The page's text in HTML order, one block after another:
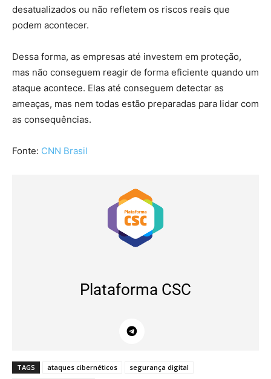
desatualizados ou não refletem os riscos reais que
podem acontecer.
Dessa forma, as empresas até investem em proteção,
mas não conseguem reagir de forma eficiente quando um
ataque acontece. Elas até conseguem detectar as
ameaças, mas nem todas estão preparadas para lidar com
as consequências.
Fonte: CNN Brasil
Plataforma CSC
TAGS ataques cibernéticos
segurança digital